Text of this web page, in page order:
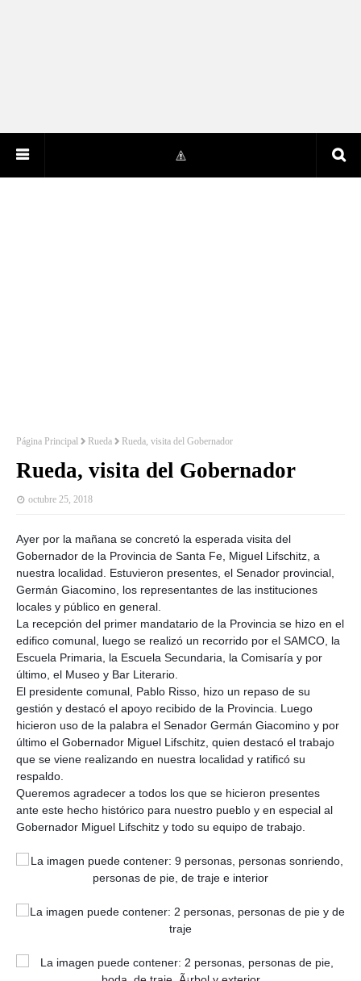
Página Principal Rueda Rueda, visita del Gobernador
Rueda, visita del Gobernador
octubre 25, 2018
Ayer por la mañana se concretó la esperada visita del
Gobernador de la Provincia de Santa Fe, Miguel Lifschitz, a
nuestra localidad. Estuvieron presentes, el Senador provincial,
Germán Giacomino, los representantes de las instituciones
locales y público en general.
La recepción del primer mandatario de la Provincia se hizo en el
edifico comunal, luego se realizó un recorrido por el SAMCO, la
Escuela Primaria, la Escuela Secundaria, la Comisaría y por
último, el Museo y Bar Literario.
El presidente comunal, Pablo Risso, hizo un repaso de su
gestión y destacó el apoyo recibido de la Provincia. Luego
hicieron uso de la palabra el Senador Germán Giacomino y por
último el Gobernador Miguel Lifschitz, quien destacó el trabajo
que se viene realizando en nuestra localidad y ratificó su
respaldo.
Queremos agradecer a todos los que se hicieron presentes
ante este hecho histórico para nuestro pueblo y en especial al
Gobernador Miguel Lifschitz y todo su equipo de trabajo.